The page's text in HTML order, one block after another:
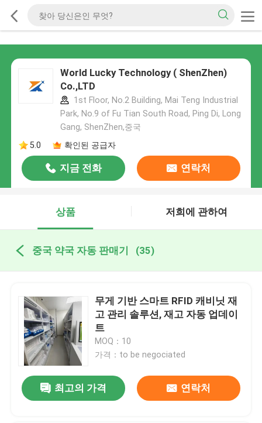
World Lucky Technology ( ShenZhen)
Co.,LTD
1st Floor, No.2 Building, Mai Teng Industrial
Park, No.9 of Fu Tian South Road, Ping Di, Long
Gang, ShenZhen,중국
5.0
확인된 공급자
지금 전화 연락처
상품 저희에 관하여
중국 약국 자동 판매기 (35)
무게 기반 스마트 RFID 캐비닛 재
고 관리 솔루션, 재고 자동 업데이
트
MOQ：10
가격：to be negociated
최고의 가격 연락처